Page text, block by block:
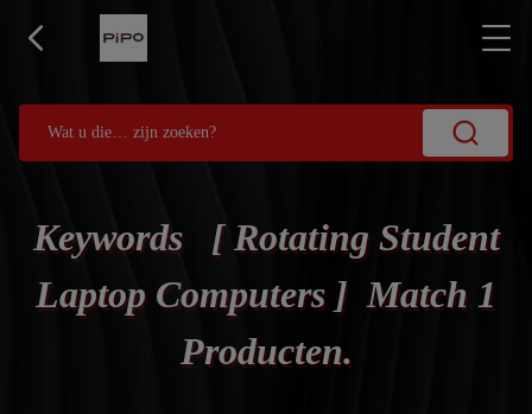
Keywords [ Rotating Student
Laptop Computers ] Match 1
Producten.